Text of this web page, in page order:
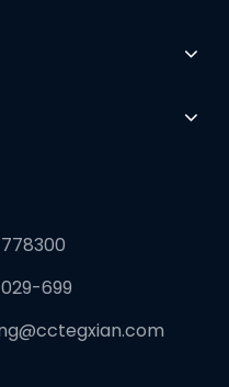
699